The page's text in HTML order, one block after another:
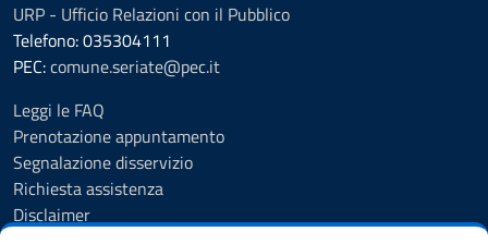
URP - Ufficio Relazioni con il Pubblico
Telefono: 035304111
PEC:comune.seriate@pec.it
Leggi le FAQ
Prenotazione appuntamento
Segnalazione disservizio
Richiesta assistenza
Disclaimer